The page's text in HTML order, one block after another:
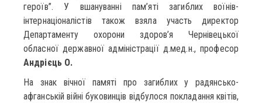
героїв”. У вшануванні пам’яті загиблих воїнів-
інтернаціоналістів також взяла участь директор
Департаменту охорони здоров’я Чернівецької
обласної державної адміністрації д.мед.н., професор
Андрієць О.
На знак вічної памяті про загиблих у радянсько-
афганській війні буковинців відбулося покладання квітів,